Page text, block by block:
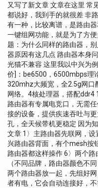
又写了新文章 文章在这里 常
都说好，我到手的就很差 非
有一种，比较离谱，是路由
一键组网功能，就是为了方
题：为什么同样的路由器，
器原因有这几点 路由器本身
光猫不兼容 这里我以中兴为
价]：be6500，6500mbps理
320mhz大频宽，全2.5g网口
网络。4核处理器，搭配ddr4
路由器有专属电竞口，无需
接的设备，提供疾速吞吐与
孔，全天候带机更稳定 因为
文章 1〉主路由器先联网，
兴路由器背面，有个mesh按
路由器都这样操作 6〉两个
（不同品牌，路由器颜色不
两个路由器放一起，先组好
者有电，它会自动连接好，